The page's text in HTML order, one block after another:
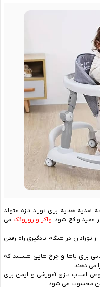
هدیه هدیه برای نوزاد تازه متولد
مفید واقع شود، واکر و روروئک می
در هنگام یادگیری راه رفتن
برای پاها و چرخ‌ هایی هستند که
می‌ دهند.
اسباب بازی آموزشی و ایمن برای
محسوب می شود.